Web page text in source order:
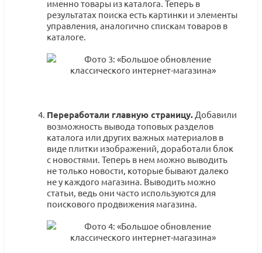
именно товары из каталога. Теперь в
результатах поиска есть картинки и элементы
управления, аналогично спискам товаров в
каталоге.
Переработали главную страницу. Добавили
возможность вывода топовых разделов
каталога или других важных материалов в
виде плитки изображений, доработали блок
с новостями. Теперь в нем можно выводить
не только новости, которые бывают далеко
не у каждого магазина. Выводить можно
статьи, ведь они часто используются для
поискового продвижения магазина.